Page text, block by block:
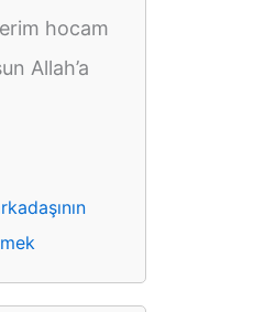
hocam
Allah’a